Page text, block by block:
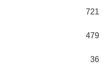
721
479
36